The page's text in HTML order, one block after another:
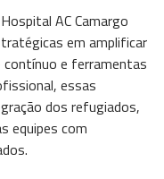
AC Camargo
em amplificar
e ferramentas
essas
dos refugiados,
equipes com